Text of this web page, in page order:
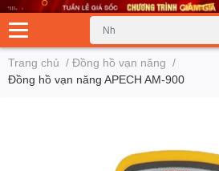
Trang chủ / Đồng hồ vạn năng /
Đồng hồ vạn năng APECH AM-900